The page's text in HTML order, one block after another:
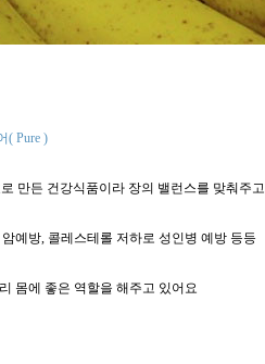
( Pure )
만든 건강식품이라 장의 밸런스를 맞춰주고
예방, 콜레스테롤 저하로 성인병 예방 등등
몸에 좋은 역할을 해주고 있어요